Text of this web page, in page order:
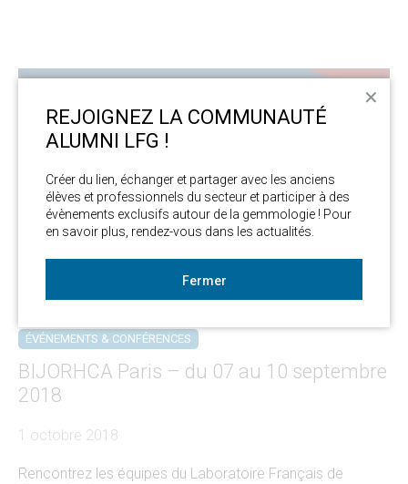
REJOIGNEZ LA COMMUNAUTÉ
ALUMNI LFG !
Créer du lien, échanger et partager avec les anciens
élèves et professionnels du secteur et participer à des
évènements exclusifs autour de la gemmologie ! Pour
en savoir plus, rendez-vous dans les actualités.
Fermer
✕
ÉVÉNEMENTS & CONFÉRENCES
BIJORHCA Paris – du 07 au 10 septembre
2018
1 octobre 2018
Rencontrez les équipes du Laboratoire Français de